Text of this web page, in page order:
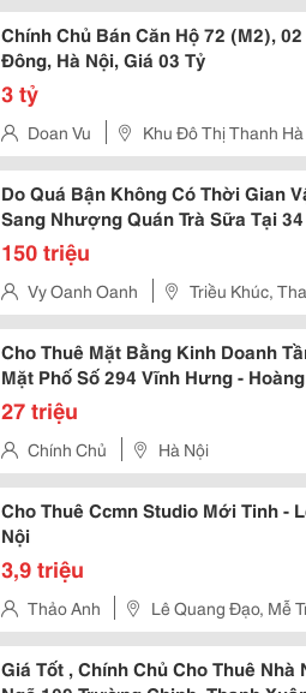
Chính Chủ Bán Căn Hộ 72 (M2),
Đông, Hà Nội, Giá 03 Tỷ
3 tỷ
Doan Vu Khu Đô Thị Thanh Hà
Do Quá Bận Không Có Thời Gian
Sang Nhượng Quán Trà Sữa Tại
150 triệu
Vy Oanh Oanh Triều Khúc,
Cho Thuê Mặt Bằng Kinh Doanh
Mặt Phố Số 294 Vĩnh Hưng -
27 triệu
Chính Chủ Hà Nội
Cho Thuê Ccmn Studio Mới Tinh -
Nội
3,9 triệu
Thảo Anh Lê Quang Đạo, Mễ
Giá Tốt , Chính Chủ Cho Thuê Nhà